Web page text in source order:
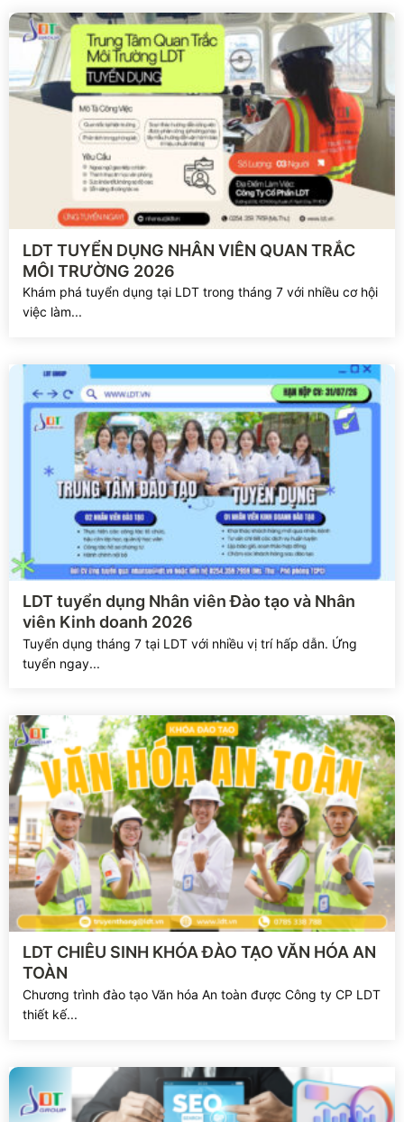
Xem chi tiết
LDT TUYỂN DỤNG NHÂN VIÊN QUAN TRẮC
MÔI TRƯỜNG 2026
Khám phá tuyển dụng tại LDT trong tháng 7 với nhiều cơ hội
việc làm...
Xem chi tiết
LDT tuyển dụng Nhân viên Đào tạo và Nhân
viên Kinh doanh 2026
Tuyển dụng tháng 7 tại LDT với nhiều vị trí hấp dẫn. Ứng
tuyển ngay...
Xem chi tiết
LDT CHIÊU SINH KHÓA ĐÀO TẠO VĂN HÓA AN
TOÀN
Chương trình đào tạo Văn hóa An toàn được Công ty CP LDT
thiết kế...